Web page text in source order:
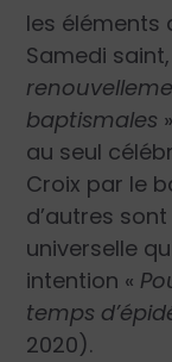
les éléments
Samedi
baptismales
au seul
Croix par le
d’autres
universelle
intention «
temps
2020).